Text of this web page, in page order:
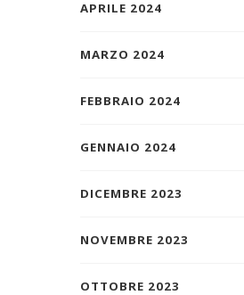
APRILE 2024
MARZO 2024
FEBBRAIO 2024
GENNAIO 2024
DICEMBRE 2023
NOVEMBRE 2023
OTTOBRE 2023